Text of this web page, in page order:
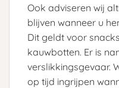
Ook adviseren wij
blijven wanneer u
Dit geldt voor
kauwbotten. Er is
verslikkingsgevaar.
op tijd ingrijpen